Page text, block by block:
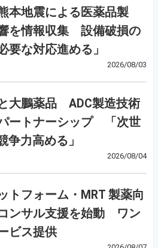
地震による医薬品製
を情報収集 設備破損の
要な対応進める」
2026/08/03
大鵬薬品 ADC製造技術
ートナーシップ 「次世
争力高める」
2026/08/04
トフォーム・MRT 製薬向
ンサル支援を始動 ワン
ビス提供